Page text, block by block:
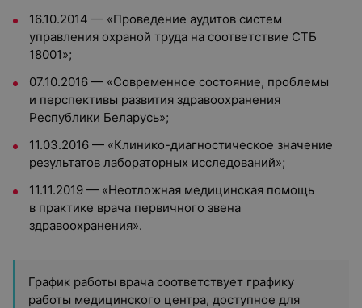
16.10.2014 — «Проведение аудитов систем
управления охраной труда на соответствие СТБ
18001»;
07.10.2016 — «Современное состояние, проблемы
и перспективы развития здравоохранения
Республики Беларусь»;
11.03.2016 — «Клинико-диагностическое значение
результатов лабораторных исследований»;
11.11.2019 — «Неотложная медицинская помощь
в практике врача первичного звена
здравоохранения».
График работы врача соответствует графику
работы медицинского центра, доступное для